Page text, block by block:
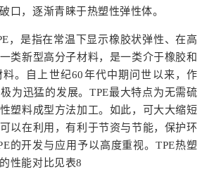
口，逐渐青睐于热塑性弹性体。
，是指在常温下显示橡胶状弹性、在高
类新型高分子材料，是一类介于橡胶和
。自上世纪60年代中期问世以来，作
为迅猛的发展。TPE最大特点为无需硫
塑料成型方法加工。如此，可大大缩短
以在利用，有利于节资与节能，保护环
的开发与应用予以高度重视。TPE热塑
性能对比见表8